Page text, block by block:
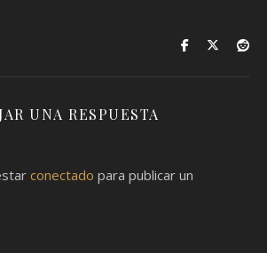
UNA RESPUESTA
conectado para publicar un